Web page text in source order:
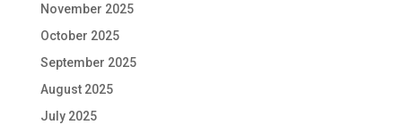
November 2025
October 2025
September 2025
August 2025
July 2025